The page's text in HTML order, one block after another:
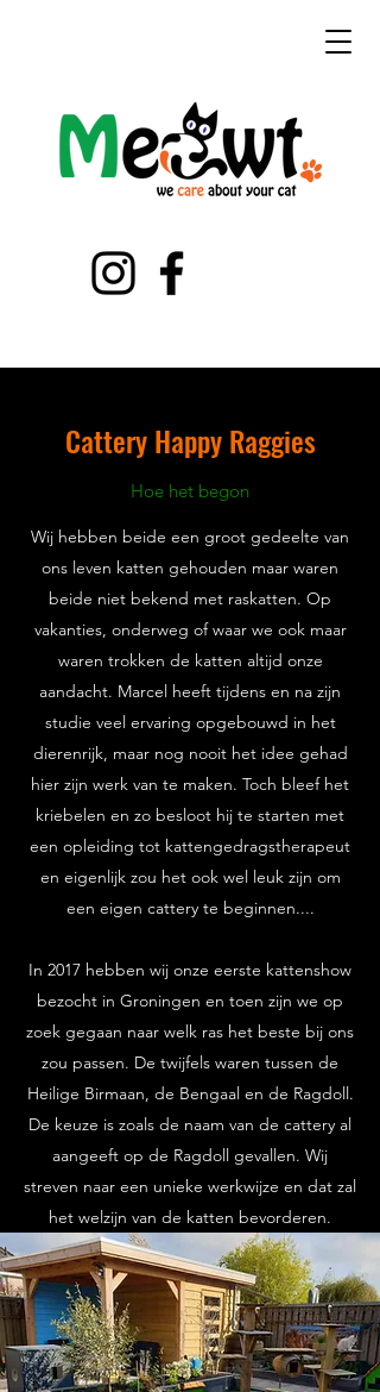
Cattery Happy Raggies
Hoe het begon
Wij hebben beide een groot gedeelte van
ons leven katten gehouden maar waren
beide niet bekend met raskatten. Op
vakanties, onderweg of waar we ook maar
waren trokken de katten altijd onze
aandacht. Marcel heeft tijdens en na zijn
studie veel ervaring opgebouwd in het
dierenrijk, maar nog nooit het idee gehad
hier zijn werk van te maken. Toch bleef het
kriebelen en zo besloot hij te starten met
een opleiding tot kattengedragstherapeut
en eigenlijk zou het ook wel leuk zijn om
een eigen cattery te beginnen....
In 2017 hebben wij onze eerste kattenshow
bezocht in Groningen en toen zijn we op
zoek gegaan naar welk ras het beste bij ons
zou passen. De twijfels waren tussen de
Heilige Birmaan, de Bengaal en de Ragdoll.
De keuze is zoals de naam van de cattery al
aangeeft op de Ragdoll gevallen. Wij
streven naar een unieke werkwijze en dat zal
het welzijn van de katten bevorderen.